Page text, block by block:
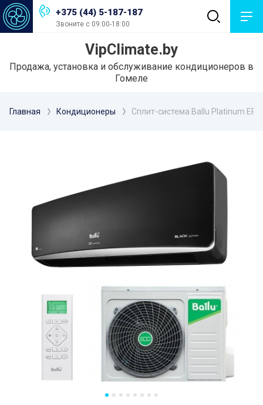
+375 (44) 5-187-187
Звоните с 09:00-18:00
VipClimate.by
Продажа, установка и обслуживание кондиционеров в
Гомеле
Главная Кондиционеры Сплит-система Ballu Platinum